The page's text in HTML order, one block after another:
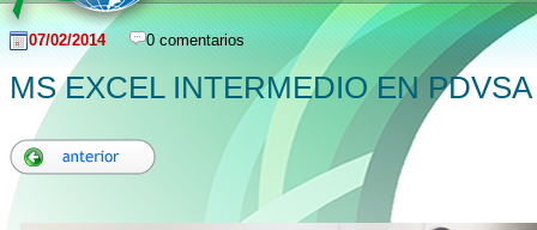
07/02/2014 0 comentarios
MS EXCEL INTERMEDIO EN